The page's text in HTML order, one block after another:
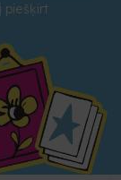
piešķirt